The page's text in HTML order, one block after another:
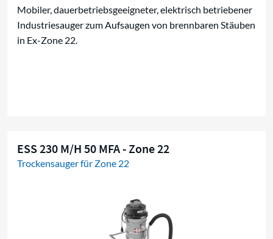
Mobiler, dauerbetriebsgeeigneter, elektrisch betriebener
Industriesauger zum Aufsaugen von brennbaren Stäuben
in Ex-Zone 22.
ESS 230 M/H 50 MFA - Zone 22
Trockensauger für Zone 22